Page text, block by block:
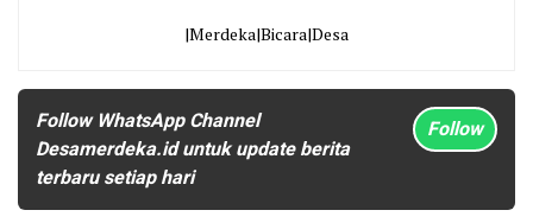
|Merdeka|Bicara|Desa
Follow WhatsApp Channel
Desamerdeka.id untuk update berita
terbaru setiap hari
Follow